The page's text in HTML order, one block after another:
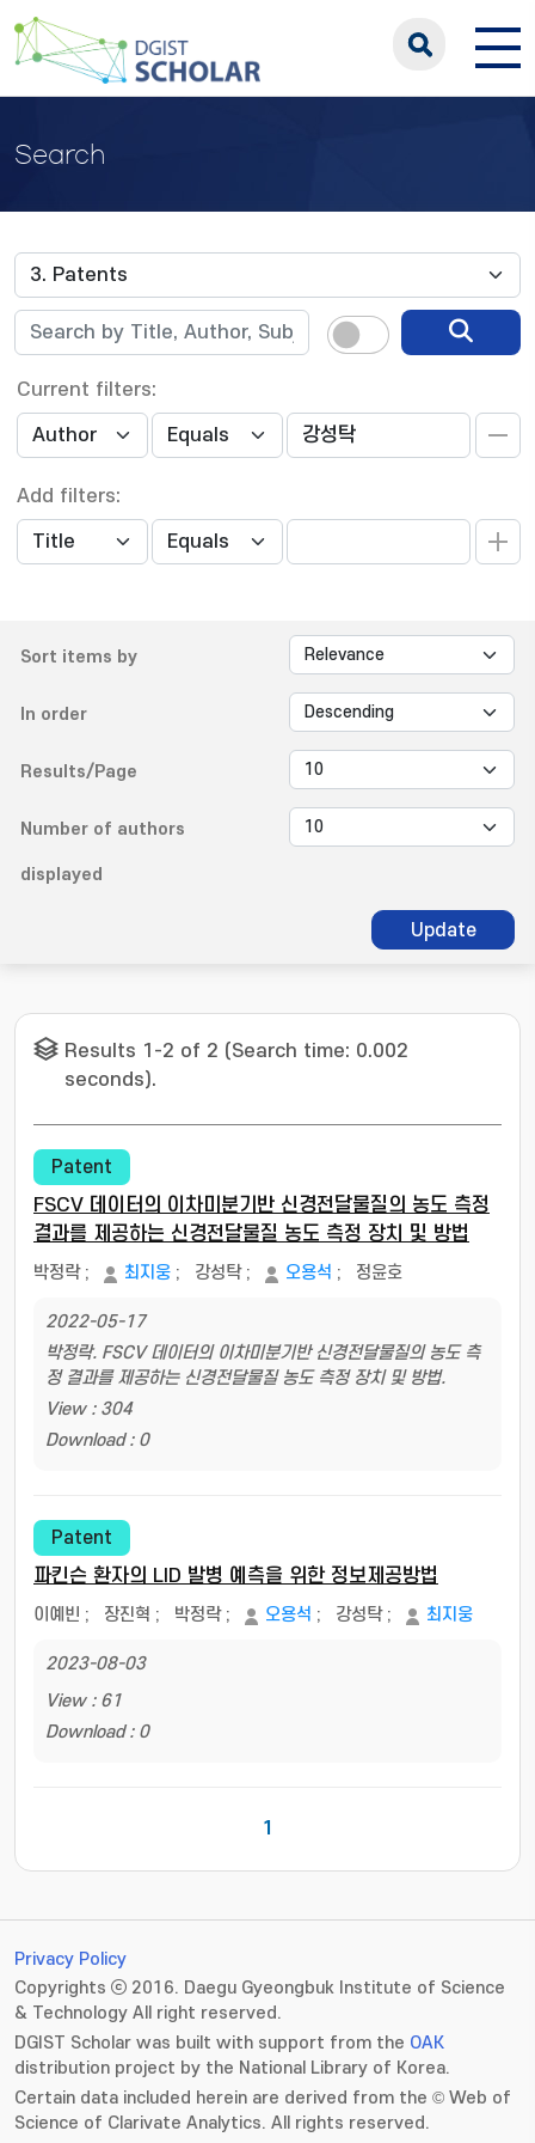
Search
Current filters:
Add filters:
Sort items by
In order
Results/Page
Number of authors
displayed
Update
Results 1-2 of 2 (Search time: 0.002
seconds).
Patent
FSCV 데이터의 이차미분기반 신경전달물질의 농도 측정
결과를 제공하는 신경전달물질 농도 측정 장치 및 방법
박정락; 최지웅 ; 강성탁; 오용석 ; 정윤호
2022-05-17
박정락. FSCV 데이터의 이차미분기반 신경전달물질의 농도 측
정 결과를 제공하는 신경전달물질 농도 측정 장치 및 방법.
View : 304
Download : 0
Patent
파킨슨 환자의 LID 발병 예측을 위한 정보제공방법
이예빈 ; 장진혁 ; 박정락; 오용석 ; 강성탁; 최지웅
2023-08-03
View : 61
Download : 0
1
Privacy Policy
Copyrights ⓒ 2016. Daegu Gyeongbuk Institute of Science
& Technology All right reserved.
DGIST Scholar was built with support from the OAK
distribution project by the National Library of Korea.
Certain data included herein are derived from the © Web of
Science of Clarivate Analytics. All rights reserved.